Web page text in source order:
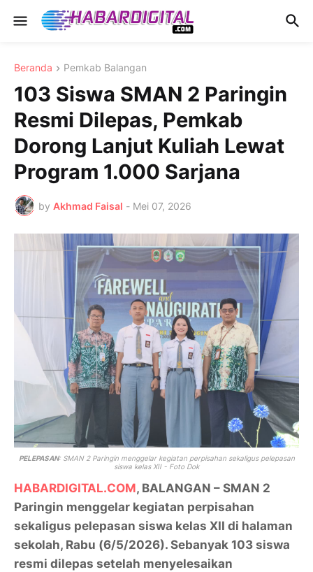
Beranda Pemkab Balangan
103 Siswa SMAN 2 Paringin
Resmi Dilepas, Pemkab
Dorong Lanjut Kuliah Lewat
Program 1.000 Sarjana
by Akhmad Faisal - Mei 07, 2026
PELEPASAN: SMAN 2 Paringin menggelar kegiatan perpisahan sekaligus pelepasan
siswa kelas XII - Foto Dok
HABARDIGITAL.COM, BALANGAN – SMAN 2
Paringin menggelar kegiatan perpisahan
sekaligus pelepasan siswa kelas XII di halaman
sekolah, Rabu (6/5/2026). Sebanyak 103 siswa
resmi dilepas setelah menyelesaikan